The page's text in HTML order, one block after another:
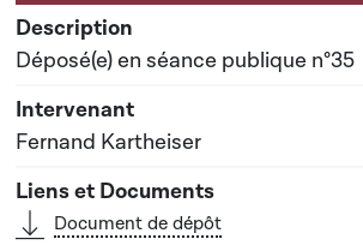
Déposé(e) en séance publique n°35
Fernand Kartheiser
Document de dépôt